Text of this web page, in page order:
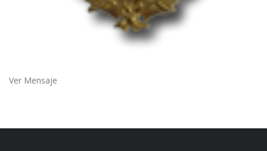
Ver Mensaje